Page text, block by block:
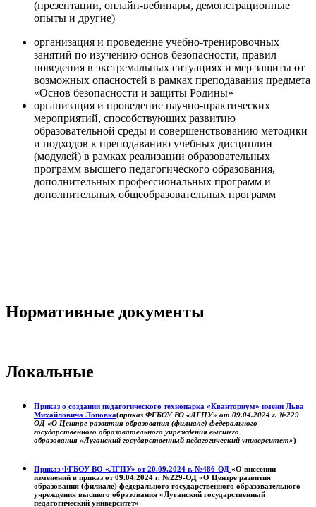
(презентации, онлайн-вебинары, демонстрационные
опыты и другие)
организация и проведение учебно-тренировочных
занятий по изучению основ безопасности, правил
поведения в экстремальных ситуациях и мер защиты от
возможных опасностей в рамках преподавания предмета
«Основ безопасности и защиты Родины»
организация и проведение научно-практических
мероприятий, способствующих развитию
образовательной среды и совершенствованию методики
и подходов к преподаванию учебных дисциплин
(модулей) в рамках реализации образовательных
программ высшего педагогического образования,
дополнительных профессиональных программ и
дополнительных общеобразовательных программ
Нормативные документы
Локальные
Приказ о создании педагогического технопарка «Кванториум» имени Льва
Михайловича Лоповка(приказ ФГБОУ ВО «ЛГПУ» от 09.04.2024 г. №229-
ОД «О Центре развития образования (филиале) федерального
государственного образовательного учреждения высшего
образования «Луганский государственный педагогический университет»)
Приказ ФГБОУ ВО «ЛГПУ» от 20.09.2024 г. №486-ОД «О внесении
изменений в приказ от 09.04.2024 г. №229-ОД «О Центре развития
образования (филиале) федерального государственного образовательного
учреждения высшего образования «Луганский государственный
педагогический университет»